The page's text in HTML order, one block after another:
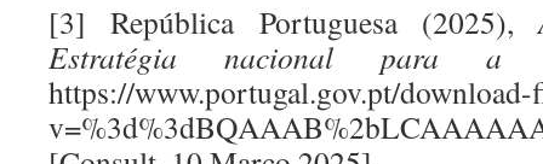
[3] República Portuguesa (2025),
Estratégia nacional para a
https://www.portugal.gov.pt/